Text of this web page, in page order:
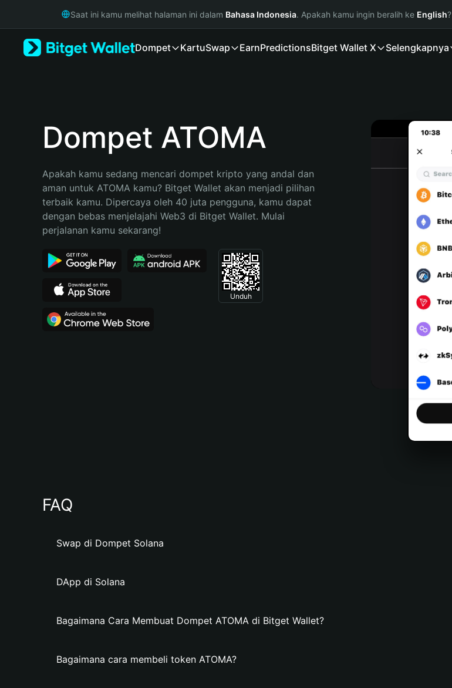
Русский
Bahasa Indonesia
Español (Argentina)
Saat ini kamu melihat halaman ini dalam Bahasa Indonesia. Apakah kamu ingin beralih ke English?
Dompet KartuSwap EarnPredictionsBitget Wallet X Selengkapnya
Dompet ATOMA
Apakah kamu sedang mencari dompet kripto yang andal dan
aman untuk ATOMA kamu? Bitget Wallet akan menjadi pilihan
terbaik kamu. Dipercaya oleh 40 juta pengguna, kamu dapat
dengan bebas menjelajahi Web3 di Bitget Wallet. Mulai
perjalanan kamu sekarang!
Unduh
FAQ
Swap di Dompet Solana
DApp di Solana
Bagaimana Cara Membuat Dompet ATOMA di Bitget Wallet?
Bagaimana cara membeli token ATOMA?